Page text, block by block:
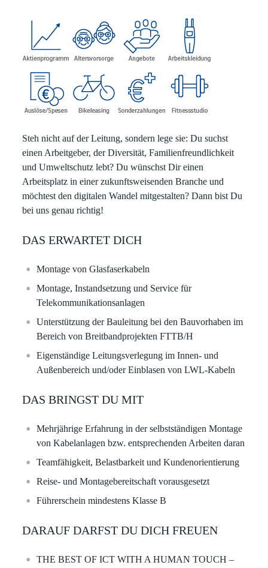
Steh nicht auf der Leitung, sondern lege sie: Du suchst
einen Arbeitgeber, der Diversität, Familienfreundlichkeit
und Umweltschutz lebt? Du wünschst Dir einen
Arbeitsplatz in einer zukunftsweisenden Branche und
möchtest den digitalen Wandel mitgestalten? Dann bist Du
bei uns genau richtig!
DAS ERWARTET DICH
Montage von Glasfaserkabeln
Montage, Instandsetzung und Service für
Telekommunikationsanlagen
Unterstützung der Bauleitung bei den Bauvorhaben im
Bereich von Breitbandprojekten FTTB/H
Eigenständige Leitungsverlegung im Innen- und
Außenbereich und/oder Einblasen von LWL-Kabeln
DAS BRINGST DU MIT
Mehrjährige Erfahrung in der selbstständigen Montage
von Kabelanlagen bzw. entsprechenden Arbeiten daran
Teamfähigkeit, Belastbarkeit und Kundenorientierung
Reise- und Montagebereitschaft vorausgesetzt
Führerschein mindestens Klasse B
DARAUF DARFST DU DICH FREUEN
THE BEST OF ICT WITH A HUMAN TOUCH –